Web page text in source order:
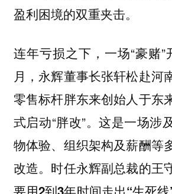
盈利困境的双重夹击。
连年亏损之下，一场“豪赌”
月，永辉董事长张轩松赴河
零售标杆胖东来创始人于东
式启动“胖改”。这是一场涉
物体验、组织架构及薪酬等
改造。时任永辉副总裁的王